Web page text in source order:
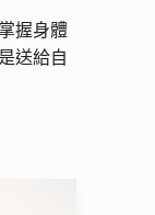
握身體
送給自